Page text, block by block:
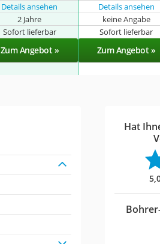
Details ansehen Details ansehen
2 Jahre keine Angabe
Sofort lieferbar Sofort lieferbar
Zum Angebot » Zum Angebot »
Hat